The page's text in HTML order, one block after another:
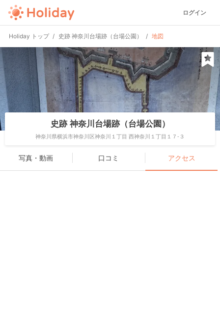
ログイン
Holiday トップ 史跡 神奈川台場跡（台場公園） 地図
史跡 神奈川台場跡（台場公園）
神奈川県横浜市神奈川区神奈川１丁目 西神奈川１丁目１７-３
写真・動画 口コミ アクセス